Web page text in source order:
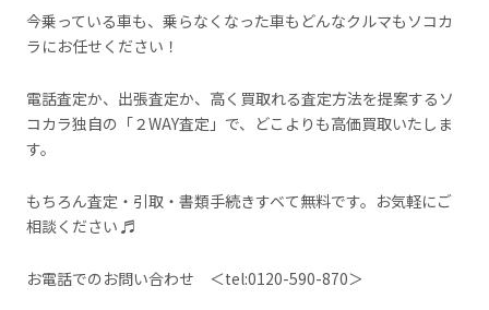
今乗っている車も、乗らなくなった車もどんなクルマもソコカ
ラにお任せください！
電話査定か、出張査定か、高く買取れる査定方法を提案するソ
コカラ独自の「２WAY査定」で、どこよりも高価買取いたしま
す。
もちろん査定・引取・書類手続きすベて無料です。お気軽にご
相談ください ♬
お電話でのお問い合わせ ＜tel:0120-590-870＞